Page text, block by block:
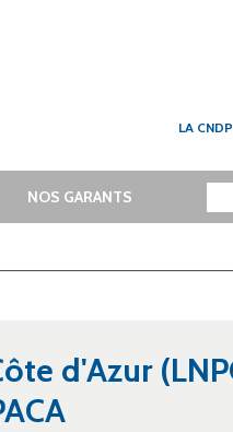
NOS GARANTS
LA
d'Azur